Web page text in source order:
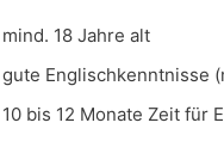
mind. 18 Jahre alt
gute Englischkenntnisse
10 bis 12 Monate Zeit für